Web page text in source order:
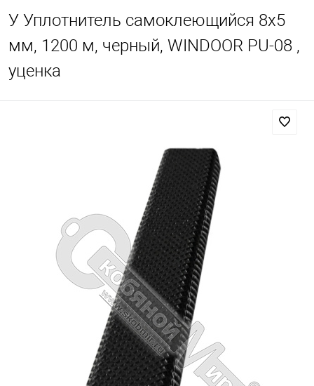
У Уплотнитель самоклеющийся 8х5
мм, 1200 м, черный, WINDOOR PU-08 ,
уценка